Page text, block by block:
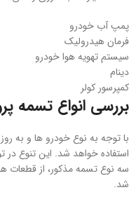
پمپ آب خودرو
فرمان هیدرولیک
سیستم تهویه هوا خودرو
دینام
کمپرسور کولر
بررسی انواع تسمه
با توجه به نوع خودرو ها و به
استفاده خواهد شد. این تنوع در
سه نوع تسمه مذکور، از
شد.